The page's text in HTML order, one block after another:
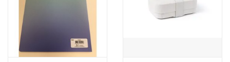
Weckpotten
Schoonmaken